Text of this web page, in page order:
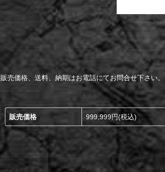
販売価格、送料、納期はお電話にてお問合せ下さい。
販売価格 999,999円(税込)